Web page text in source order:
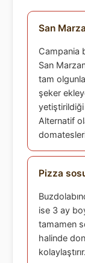
San
Campania
San
tam
şeker
yetiştirildiği
Alternatif
Pizza
ise 3 ay
tamamen
halinde